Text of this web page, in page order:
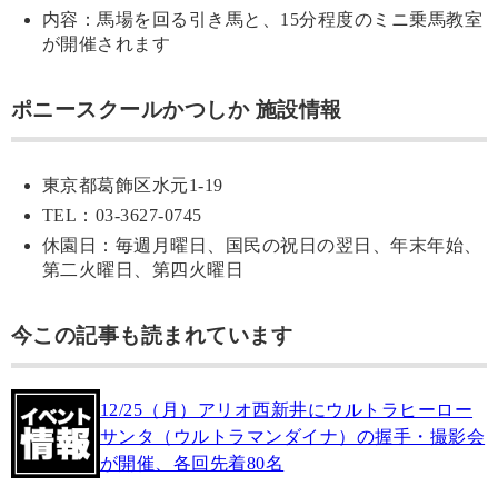
内容：馬場を回る引き馬と、15分程度のミニ乗馬教室
が開催されます
ポニースクールかつしか 施設情報
東京都葛飾区水元1-19
TEL：03-3627-0745
休園日：毎週月曜日、国民の祝日の翌日、年末年始、
第二火曜日、第四火曜日
今この記事も読まれています
12/25（月）アリオ西新井にウルトラヒーロー
サンタ（ウルトラマンダイナ）の握手・撮影会
が開催、各回先着80名